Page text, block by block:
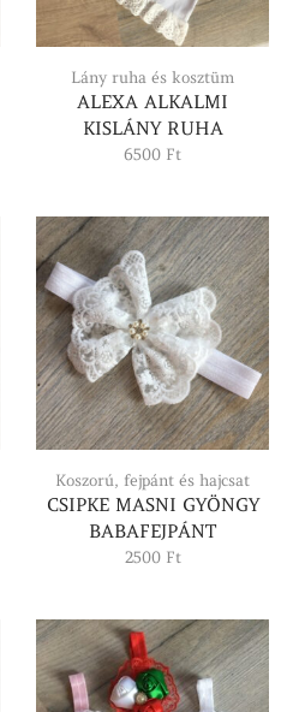
Lány ruha és kosztüm
ALEXA ALKALMI
KISLÁNY RUHA
6500 Ft
Koszorú, fejpánt és hajcsat
CSIPKE MASNI GYÖNGY
BABAFEJPÁNT
2500 Ft